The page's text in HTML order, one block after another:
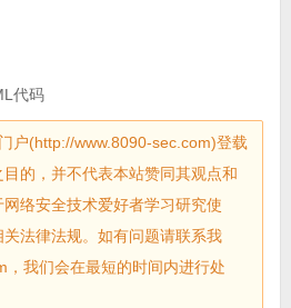
代码
户(http://www.8090-sec.com)登载
的，并不代表本站赞同其观点和
络安全技术爱好者学习研究使
法律法规。如有问题请联系我
我们会在最短的时间内进行处